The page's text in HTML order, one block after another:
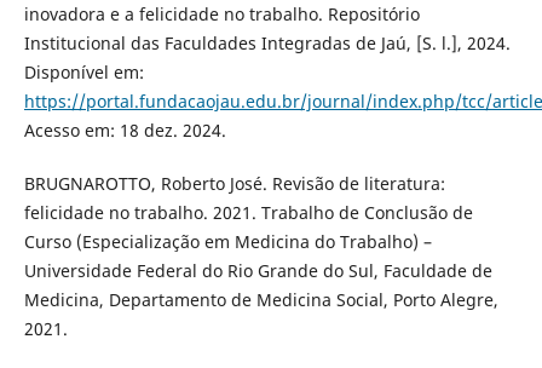
inovadora e a felicidade no trabalho. Repositório
Institucional das Faculdades Integradas de Jaú, [S. l.], 2024.
Disponível em:
https://portal.fundacaojau.edu.br/journal/index.php/tcc/
Acesso em: 18 dez. 2024.
BRUGNAROTTO, Roberto José. Revisão de literatura:
felicidade no trabalho. 2021. Trabalho de Conclusão de
Curso (Especialização em Medicina do Trabalho) –
Universidade Federal do Rio Grande do Sul, Faculdade de
Medicina, Departamento de Medicina Social, Porto Alegre,
2021.